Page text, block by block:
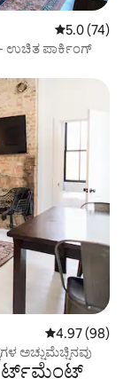
5 ರಲ್ಲಿ 5.0
5.0 (74)
- ಉಚಿತ ಪಾರ್ಕಿಂಗ್
5 ರಲ್ಲಿ 4.97
4.97 (98)
ಅಚ್ಚುಮೆಚ್ಚಿನವು